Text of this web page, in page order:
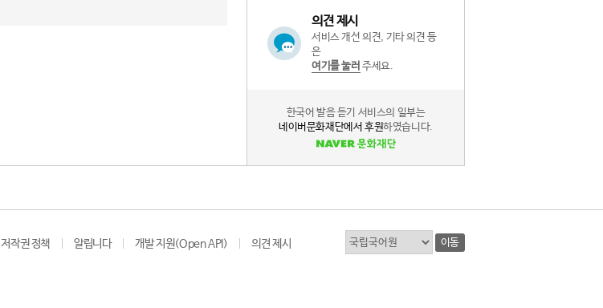
의견 제시
서비스 개선 의견, 기타 의견 등
은
여기를 눌러 주세요.
한국어 발음 듣기 서비스의 일부는
네이버문화재단에서 후원하였습니다.
저작권 정책 알립니다 개발 지원(Open API) 의견 제시 이동